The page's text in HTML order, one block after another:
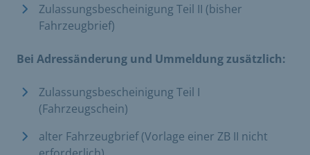
Zulassungsbescheinigung Teil II (bisher
Fahrzeugbrief)
Bei Adressänderung und Ummeldung zusätzlich:
Zulassungsbescheinigung Teil I
(Fahrzeugschein)
alter Fahrzeugbrief (Vorlage einer ZB II nicht